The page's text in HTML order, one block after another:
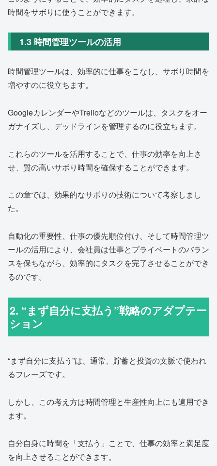
時間をサボりに使うことができます。
1.3 時間管理ツールの活用
時間管理ツールは、効率的に仕事をこなし、サボり時間を
増やすのに役立ちます。
GoogleカレンダーやTrelloなどのツールは、タスクをオー
ガナイズし、デッドラインを管理するのに役立ちます。
これらのツールを活用することで、仕事の効率を向上さ
せ、質の高いサボり時間を確保することができます。
この章では、効果的なサボりの技術について考察しまし
た。
自動化の重要性、仕事の優先順位付け、そして時間管理ツ
ールの活用により、会社員は仕事とプライベートのバラン
スを保ちながら、効率的にタスクを完了させることができ
るのです。
2. “まず自分に支払う”戦略のアダプテー
ション
“まず自分に支払う”は、通常、貯蓄と投資の文脈で使われ
るフレーズです。
しかし、この考え方は時間管理と生産性向上にも適用でき
ます。
自分自身に時間を「支払う」ことで、仕事の効率と満足度
を向上させることができます。